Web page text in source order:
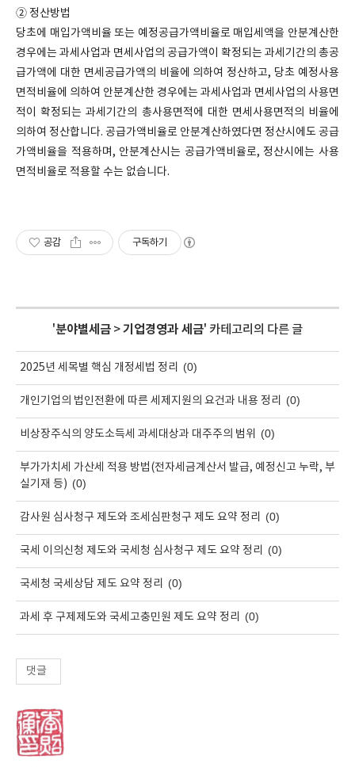
② 정산방법
당초에 매입가액비율 또는 예정공급가액비율로 매입세액을 안분계산한
경우에는 과세사업과 면세사업의 공급가액이 확정되는 과세기간의 총공
급가액에 대한 면세공급가액의 비율에 의하여 정산하고, 당초 예정사용
면적비율에 의하여 안분계산한 경우에는 과세사업과 면세사업의 사용면
적이 확정되는 과세기간의 총사용면적에 대한 면세사용면적의 비율에
의하여 정산합니다. 공급가액비율로 안분계산하였다면 정산시에도 공급
가액비율을 적용하며, 안분계산시는 공급가액비율로, 정산시에는 사용
면적비율로 적용할 수는 없습니다.
공감 구독하기
'분야별세금 >기업경영과 세금' 카테고리의 다른 글
2025년 세목별 핵심 개정세법 정리 (0)
개인기업의 법인전환에 따른 세제지원의 요건과 내용 정리 (0)
비상장주식의 양도소득세 과세대상과 대주주의 범위 (0)
부가가치세 가산세 적용 방법(전자세금계산서 발급, 예정신고 누락, 부
실기재 등) (0)
감사원 심사청구 제도와 조세심판청구 제도 요약 정리 (0)
국세 이의신청 제도와 국세청 심사청구 제도 요약 정리 (0)
국세청 국세상담 제도 요약 정리 (0)
과세 후 구제제도와 국세고충민원 제도 요약 정리 (0)
댓글